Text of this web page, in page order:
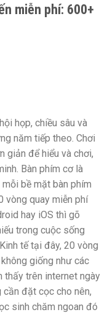
miễn phí: 600+
họp, chiều sâu và
năm tiếp theo. Chơi
giản để hiểu và chơi,
Bàn phím cơ là
bề mặt bàn phím
vòng quay miễn phí
hay iOS thì gõ
trong cuộc sống
tế tại đây, 20 vòng
giống như các
thấy trên internet ngày
cần đặt cọc cho nên,
sinh chăm ngoan đó